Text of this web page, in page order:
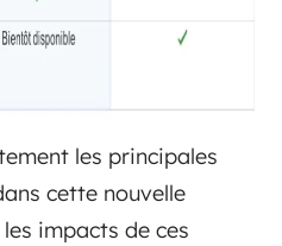
les principales
cette nouvelle
impacts de ces